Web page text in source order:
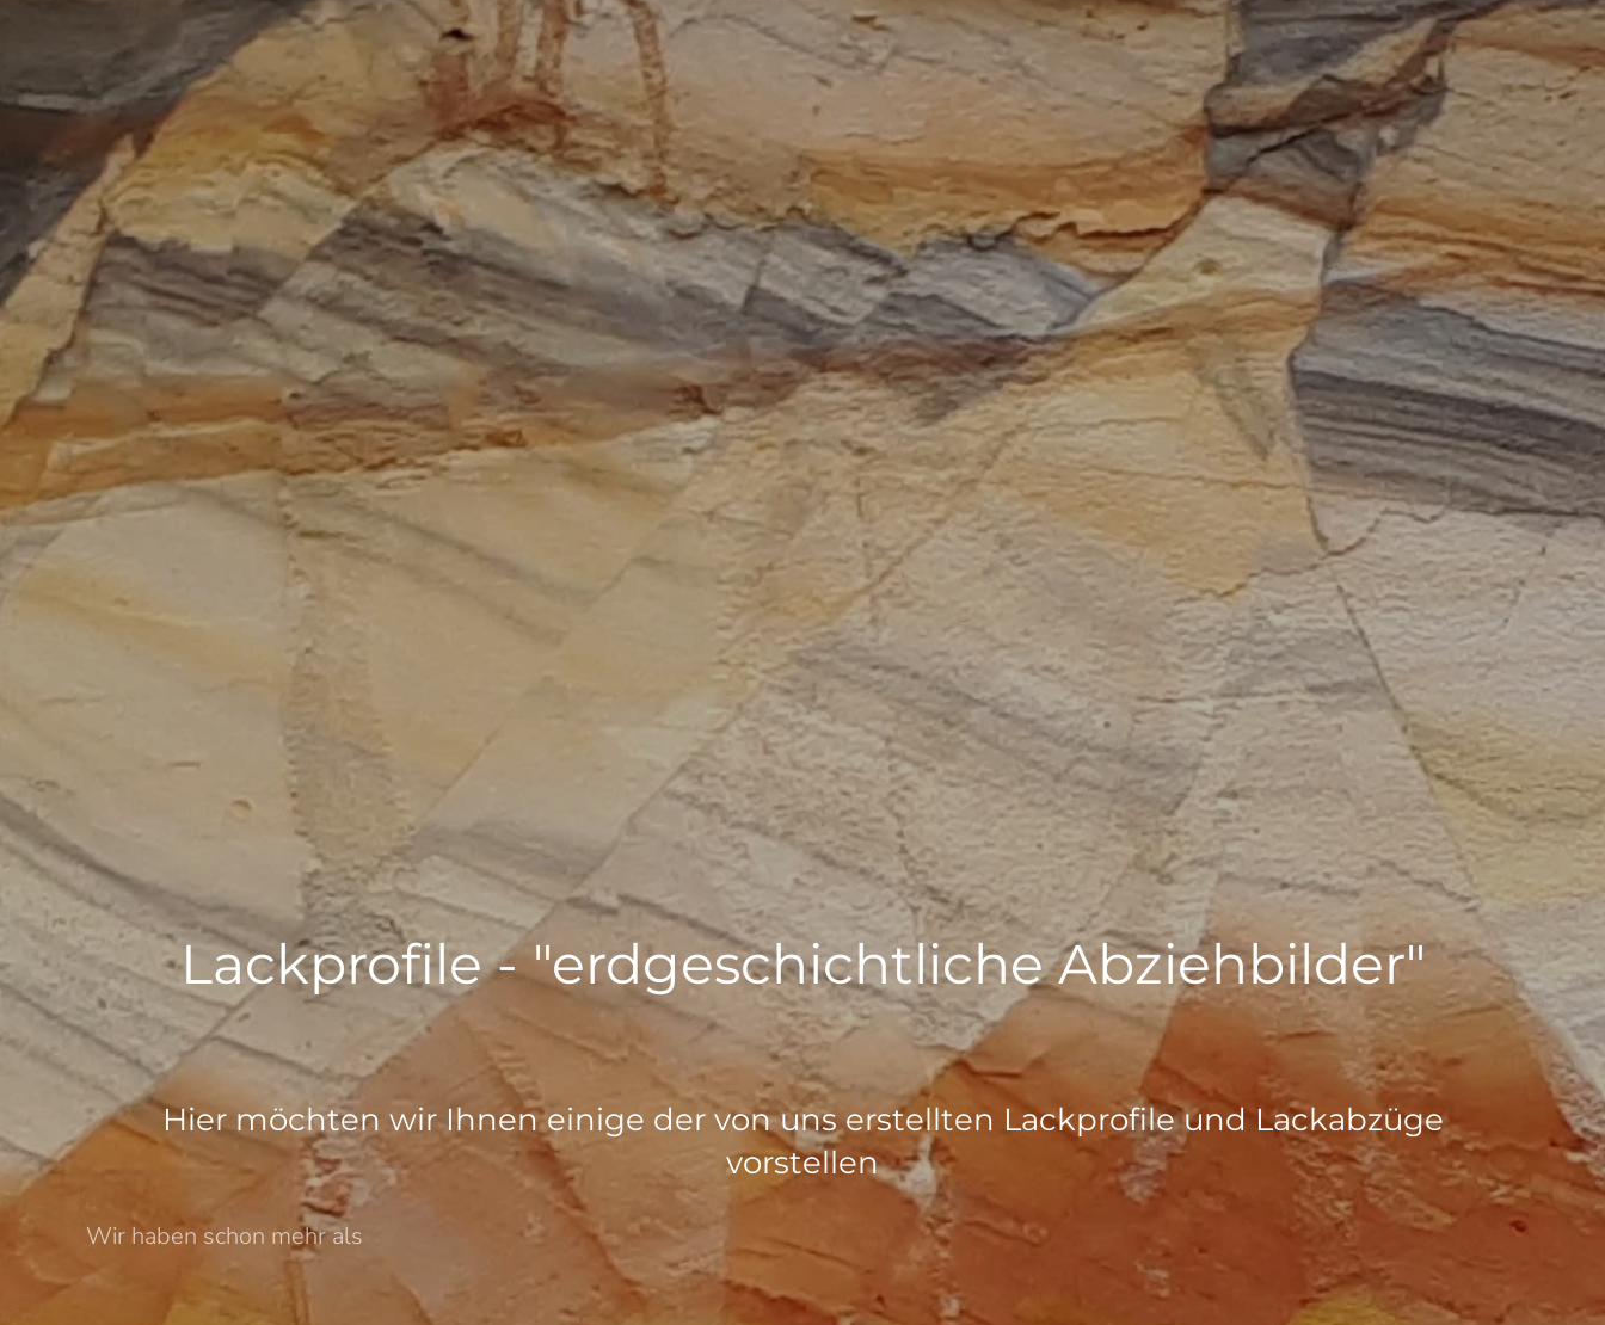
Lackprofile - "erdgeschichtliche Abziehbilder"
Hier möchten wir Ihnen einige der von uns erstellten Lackprofile und Lackabzüge
vorstellen
Wir haben schon mehr als